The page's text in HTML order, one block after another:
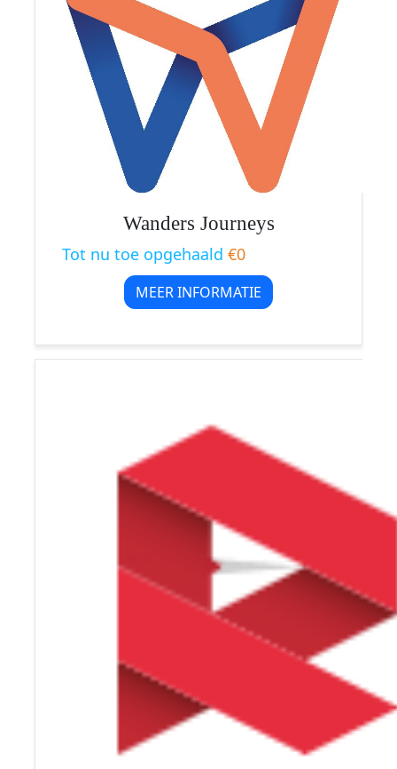
Wanders Journeys
Tot nu toe opgehaald €0
MEER INFORMATIE